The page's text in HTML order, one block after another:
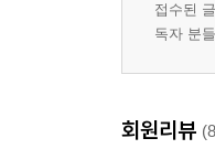
접수된
독자 분
회원리뷰